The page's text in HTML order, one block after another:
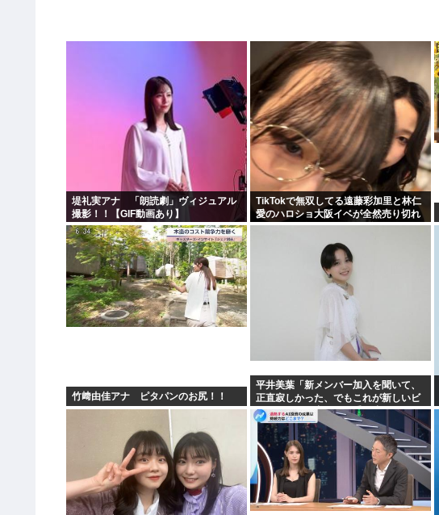
堤礼実アナ 「朗読劇」ヴィジュアル
撮影！！【GIF動画あり】
TikTokで無双してる遠藤彩加里と林仁
愛のハロショ大阪イベが全然売り切れ
ないのは何故？ボトム2の有
竹﨑由佳アナ ピタパンのお尻！！
平井美葉「新メンバー加入を聞いて、
正直寂しかった、でもこれが新しいビ
ヨなんだと、寂しさを受け止めるこ